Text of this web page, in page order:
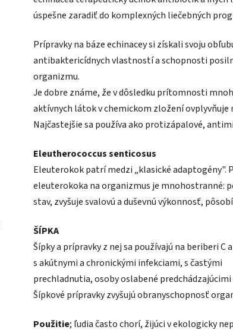
úspešne zaradiť do komplexných liečebných
Prípravky na báze echinacey si získali svoju
antibaktericídnych vlastností a schopnosti
organizmu.
Je dobre známe, že v dôsledku prítomnosti
aktívnych látok v chemickom zložení ovplyvňuje
Najčastejšie sa používa ako protizápalové,
Eleutherococcus senticosus
Eleuterokok patrí medzi „klasické adaptogény".
eleuterokoka na organizmus je mnohostranné:
stav, zvyšuje svalovú a duševnú výkonnosť,
ŠÍPKA
Šípky a prípravky z nej sa používajú na beriberi C a
s akútnymi a chronickými infekciami, s častými
prechladnutia, osoby oslabené
Šípkové prípravky zvyšujú obranyschopnosť
Použitie; ľudia často chorí, žijúci v ekologicky